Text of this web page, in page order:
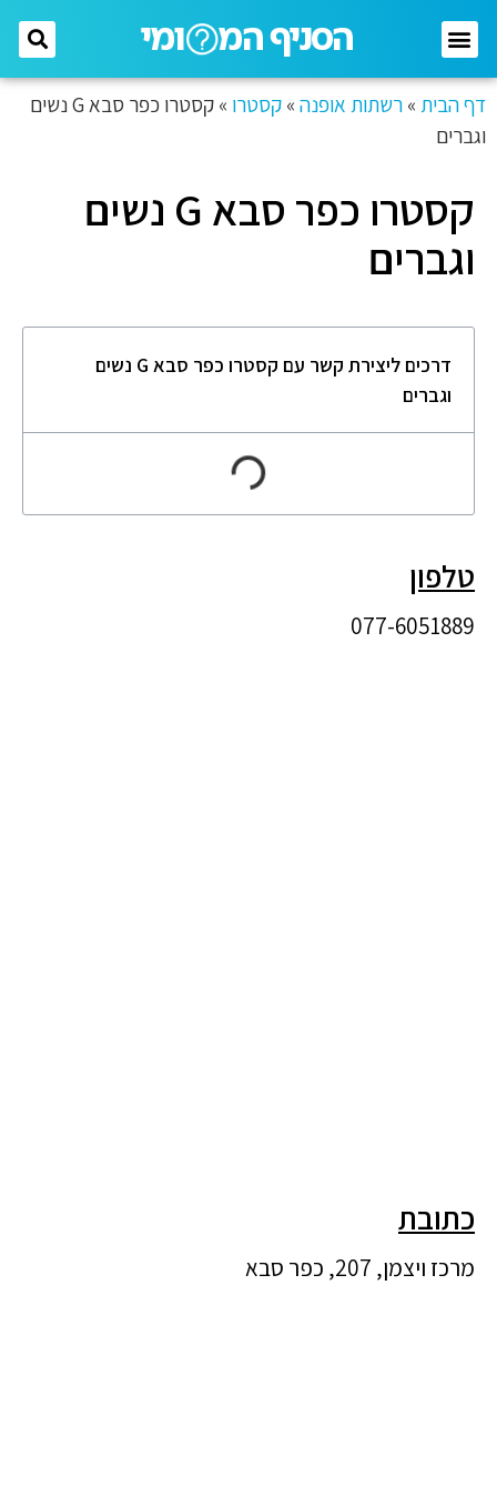
דף הבית » רשתות אופנה » קסטרו »
קסטרו כפר סבא G נשים
וגברים
קסטרו כפר סבא G נשים
וגברים
דרכים ליצירת קשר עם קסטרו כפר סבא G נשים
וגברים
טלפון
077-6051889
כתובת
מרכז ויצמן, 207, כפר סבא